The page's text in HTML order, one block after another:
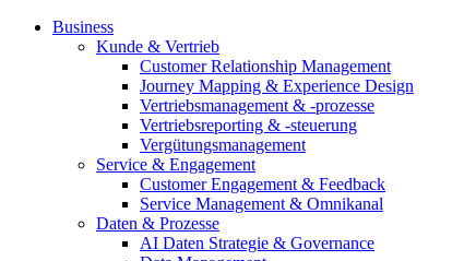
Business
Kunde & Vertrieb
Customer Relationship Management
Journey Mapping & Experience Design
Vertriebsmanagement & -prozesse
Vertriebsreporting & -steuerung
Vergütungsmanagement
Service & Engagement
Customer Engagement & Feedback
Service Management & Omnikanal
Daten & Prozesse
AI Daten Strategie & Governance